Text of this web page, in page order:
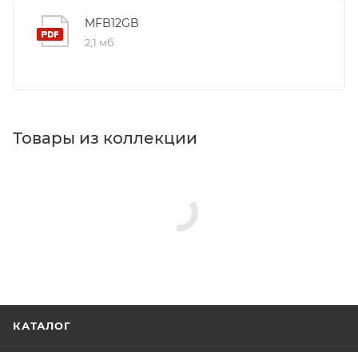
MFB12GB
2,1 мб
Товары из коллекции
КАТАЛОГ